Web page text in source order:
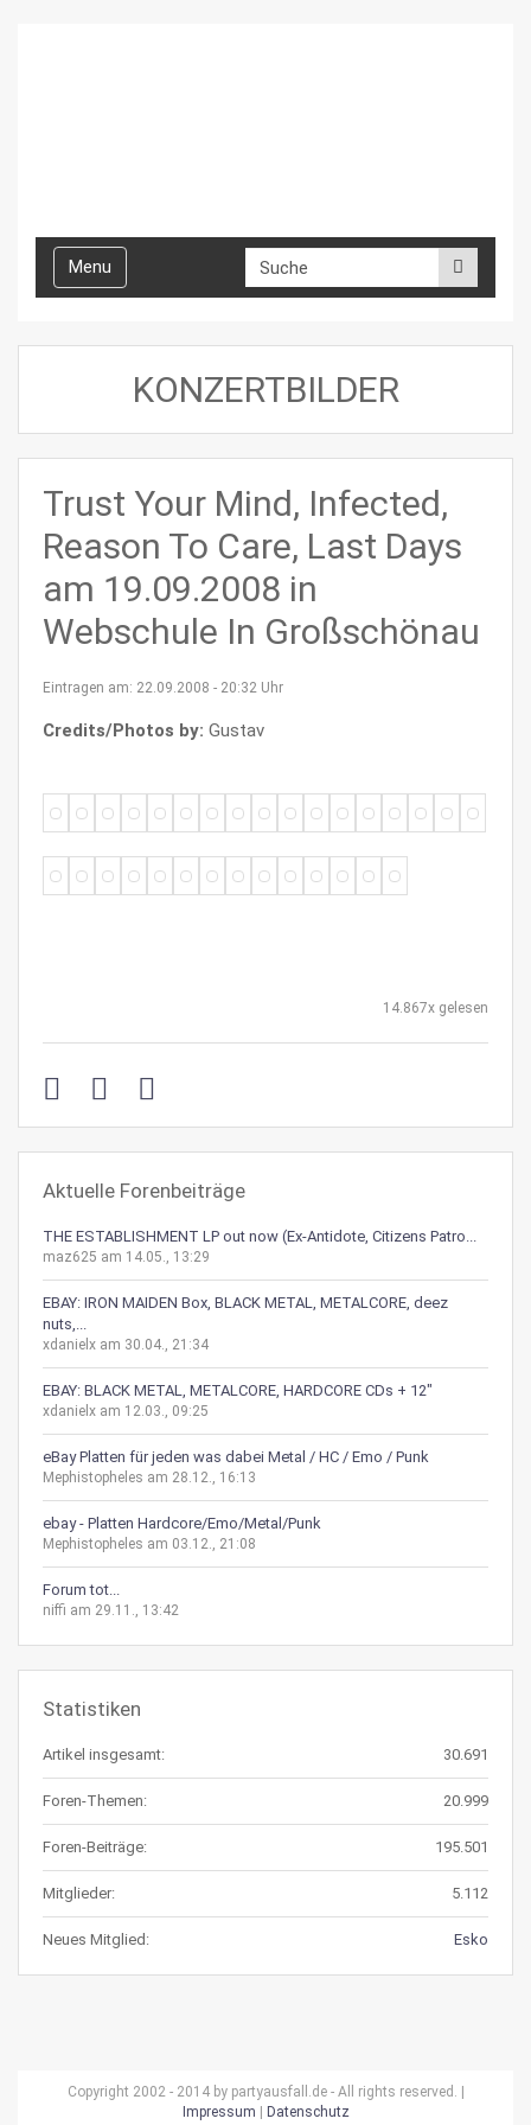
Toggle
navigation
Menu
KONZERTBILDER
Trust Your Mind, Infected,
Reason To Care, Last Days
am 19.09.2008 in
Webschule In Großschönau
Eintragen am: 22.09.2008 - 20:32 Uhr
Credits/Photos by: Gustav
14.867x gelesen
Aktuelle Forenbeiträge
THE ESTABLISHMENT LP out now (Ex-Antidote, Citizens Patro...
maz625 am 14.05., 13:29
EBAY: IRON MAIDEN Box, BLACK METAL, METALCORE, deez
nuts,...
xdanielx am 30.04., 21:34
EBAY: BLACK METAL, METALCORE, HARDCORE CDs + 12"
xdanielx am 12.03., 09:25
eBay Platten für jeden was dabei Metal / HC / Emo / Punk
Mephistopheles am 28.12., 16:13
ebay - Platten Hardcore/Emo/Metal/Punk
Mephistopheles am 03.12., 21:08
Forum tot...
niffi am 29.11., 13:42
Statistiken
Artikel insgesamt: 30.691
Foren-Themen: 20.999
Foren-Beiträge: 195.501
Mitglieder: 5.112
Neues Mitglied: Esko
Copyright 2002 - 2014 by partyausfall.de - All rights reserved. |
Impressum | Datenschutz